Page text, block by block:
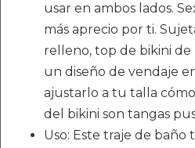
usar en ambos lados.
más aprecio por ti.
relleno, top de bikini
un diseño de vendaje
ajustarlo a tu talla
del bikini son tangas
Uso: Este traje de baño